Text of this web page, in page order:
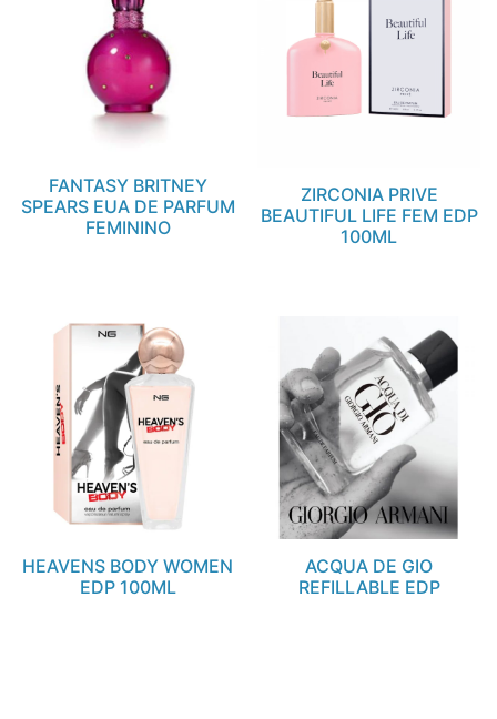
FANTASY BRITNEY
SPEARS EUA DE PARFUM
FEMININO
ZIRCONIA PRIVE
BEAUTIFUL LIFE FEM EDP
100ML
HEAVENS BODY WOMEN
EDP 100ML
ACQUA DE GIO
REFILLABLE EDP